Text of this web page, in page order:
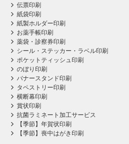
伝票印刷
紙袋印刷
紙製ホルダー印刷
お薬手帳印刷
薬袋・診察券印刷
シール・ステッカー・ラベル印刷
ポケットティッシュ印刷
のぼり印刷
バナースタンド印刷
タペストリー印刷
横断幕印刷
賞状印刷
抗菌ラミネート加工サービス
【季節】年賀状印刷
【季節】喪中はがき印刷